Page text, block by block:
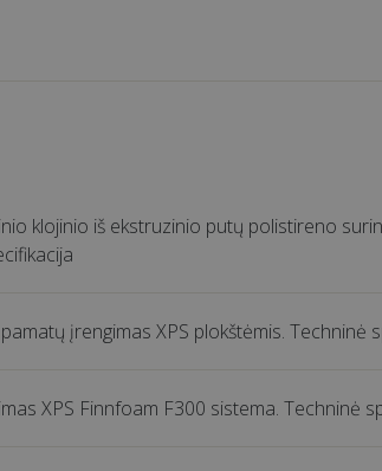
klojinio iš ekstruzinio putų polistireno
įrengimas XPS plokštėmis. Techninė
XPS Finnfoam F300 sistema. Techninė